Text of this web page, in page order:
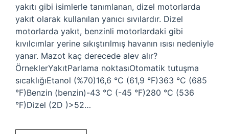
yakıtı gibi isimlerle tanımlanan, dizel motorlarda
yakıt olarak kullanılan yanıcı sıvılardır. Dizel
motorlarda yakıt, benzinli motorlardaki gibi
kıvılcımlar yerine sıkıştırılmış havanın ısısı nedeniyle
yanar. Mazot kaç derecede alev alır?
ÖrneklerYakıtParlama noktasıOtomatik tutuşma
sıcaklığıEtanol (%70)16,6 °C (61,9 °F)363 °C (685
°F)Benzin (benzin)-43 °C (-45 °F)280 °C (536
°F)Dizel (2D )>52…